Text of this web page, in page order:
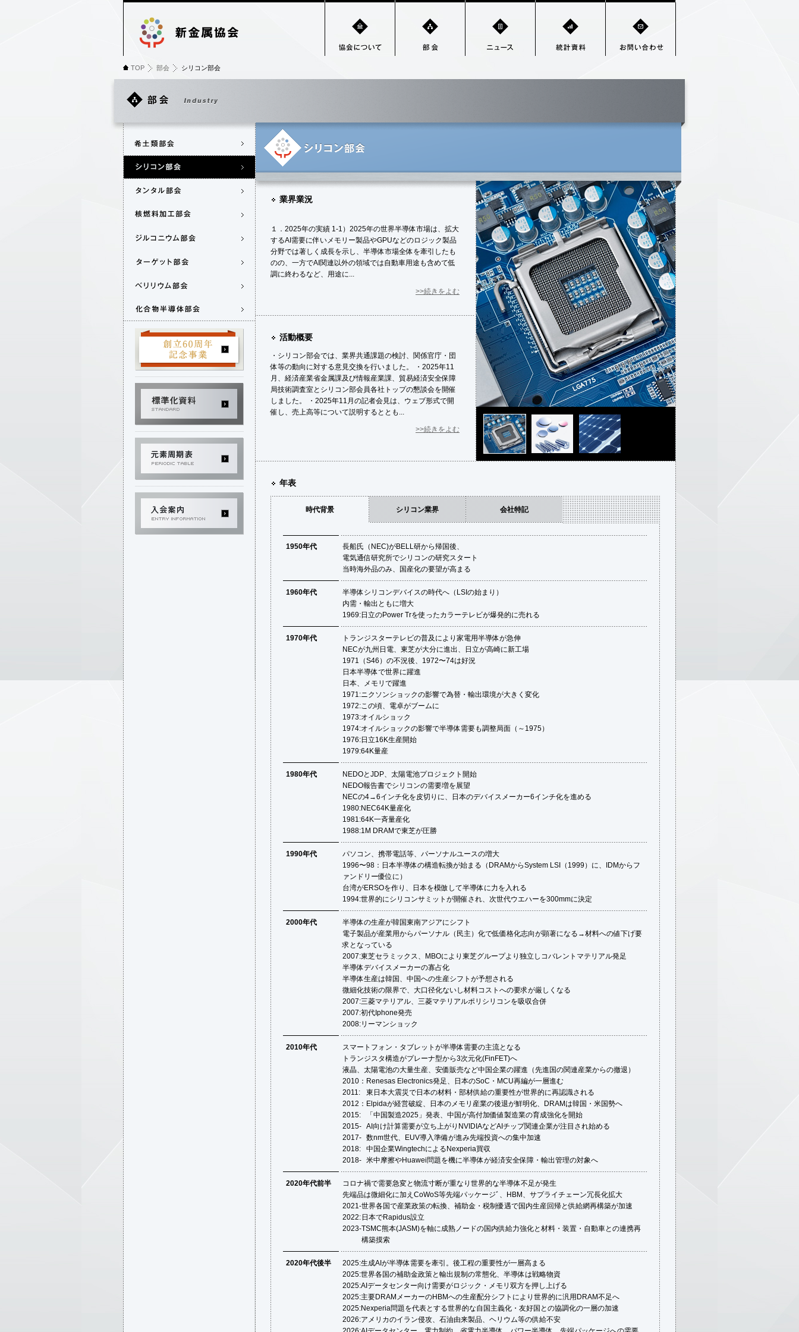
TOP 部会 シリコン部会
業界業況
１．2025年の実績 1-1）2025年の世界半導体市場は、拡大
するAI需要に伴いメモリー製品やGPUなどのロジック製品
分野では著しく成長を示し、半導体市場全体を牽引したも
のの、一方でAI関連以外の領域では自動車用途も含めて低
調に終わるなど、用途に...
>>続きをよむ
活動概要
・シリコン部会では、業界共通課題の検討、関係官庁・団
体等の動向に対する意見交換を行いました。 ・2025年11
月、経済産業省金属課及び情報産業課、貿易経済安全保障
局技術調査室とシリコン部会員各社トップの懇談会を開催
しました。 ・2025年11月の記者会見は、ウェブ形式で開
催し、売上高等について説明するととも...
>>続きをよむ
年表
時代背景 シリコン業界 会社特記
1950年代
長船氏（NEC)がBELL研から帰国後、
電気通信研究所でシリコンの研究スタート
当時海外品のみ、国産化の要望が高まる
1960年代
半導体シリコンデバイスの時代へ（LSIの始まり）
内需・輸出ともに増大
1969:日立のPower Trを使ったカラーテレビが爆発的に売れる
1970年代
トランジスターテレビの普及により家電用半導体が急伸
NECが九州日電、東芝が大分に進出、日立が高崎に新工場
1971（S46）の不況後、1972〜74は好況
日本半導体で世界に躍進
日本、メモリで躍進
1971:ニクソンショックの影響で為替・輸出環境が大きく変化
1972:この頃、電卓がブームに
1973:オイルショック
1974:オイルショックの影響で半導体需要も調整局面（～1975）
1976:日立16K生産開始
1979:64K量産
1980年代
NEDOとJDP、太陽電池プロジェクト開始
NEDO報告書でシリコンの需要増を展望
NECの4→6インチ化を皮切りに、日本のデバイスメーカー6インチ化を進める
1980:NEC64K量産化
1981:64K一斉量産化
1988:1M DRAMで東芝が圧勝
1990年代
パソコン、携帯電話等、パーソナルユースの増大
1996〜98：日本半導体の構造転換が始まる（DRAMからSystem LSI（1999）に、IDMからフ
ァンドリー優位に）
台湾がERSOを作り、日本を模倣して半導体に力を入れる
1994:世界的にシリコンサミットが開催され、次世代ウエハーを300mmに決定
2000年代
半導体の生産が韓国東南アジアにシフト
電子製品が産業用からパーソナル（民主）化で低価格化志向が顕著になる→材料への値下げ要
求となっている
2007:東芝セラミックス、MBOにより東芝グループより独立しコバレントマテリアル発足
半導体デバイスメーカーの寡占化
半導体生産は韓国、中国への生産シフトが予想される
微細化技術の限界で、大口径化ないし材料コストへの要求が厳しくなる
2007:三菱マテリアル、三菱マテリアルポリシリコンを吸収合併
2007:初代Iphone発売
2008:リーマンショック
2010年代
スマートフォン・タブレットが半導体需要の主流となる
トランジスタ構造がプレーナ型から3次元化(FinFET)へ
液晶、太陽電池の大量生産、安価販売など中国企業の躍進（先進国の関連産業からの撤退）
2010： Renesas Electronics発足、日本のSoC・MCU再編が一層進む
2011:
東日本大震災で日本の材料・部材供給の重要性が世界的に再認識される
2012： Elpidaが経営破綻、日本のメモリ産業の後退が鮮明化、DRAMは韓国・米国勢へ
2015:
「中国製造2025」発表、中国が高付加価値製造業の育成強化を開始
2015- AI向け計算需要が立ち上がりNVIDIAなどAIチップ関連企業が注目され始める
2017- 数nm世代、EUV導入準備が進み先端投資への集中加速
2018:
中国企業WingtechによるNexperia買収
2018- 米中摩擦やHuawei問題を機に半導体が経済安全保障・輸出管理の対象へ
2020年代前半
コロナ禍で需要急変と物流寸断が重なり世界的な半導体不足が発生
先端品は微細化に加えCoWoS等先端パッケージﾞ、HBM、サプライチェーン冗長化拡大
2021-世界各国で産業政策の転換、補助金・税制優遇で国内生産回帰と供給網再構築が加速
2022: 日本でRapidus設立
2023-TSMC熊本(JASM)を軸に成熟ノードの国内供給力強化と材料・装置・自動車との連携再
構築摸索
2020年代後半 2025:生成AIが半導体需要を牽引。後工程の重要性が一層高まる
2025:世界各国の補助金政策と輸出規制の常態化、半導体は戦略物資
2025:AIデータセンター向け需要がロジック・メモリ双方を押し上げる
2025:主要DRAMメーカーのHBMへの生産配分シフトにより世界的に汎用DRAM不足へ
2025:Nexperia問題を代表とする世界的な自国主義化・友好国との協調化の一層の加速
2026:アメリカのイラン侵攻、石油由来製品、ヘリウム等の供給不安